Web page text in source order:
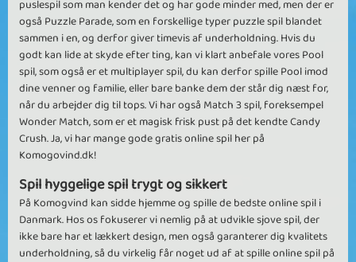
puslespil som man kender det og har gode minder med, men der er
også Puzzle Parade, som en forskellige typer puzzle spil blandet
sammen i en, og derfor giver timevis af underholdning. Hvis du
godt kan lide at skyde efter ting, kan vi klart anbefale vores Pool
spil, som også er et multiplayer spil, du kan derfor spille Pool imod
dine venner og familie, eller bare banke dem der står dig næst for,
når du arbejder dig til tops. Vi har også Match 3 spil, foreksempel
Wonder Match, som er et magisk frisk pust på det kendte Candy
Crush. Ja, vi har mange gode gratis online spil her på
Komogovind.dk!
Spil hyggelige spil trygt og sikkert
På Komogvind kan sidde hjemme og spille de bedste online spil i
Danmark. Hos os fokuserer vi nemlig på at udvikle sjove spil, der
ikke bare har et lækkert design, men også garanterer dig kvalitets
underholdning, så du virkelig får noget ud af at spille online spil på